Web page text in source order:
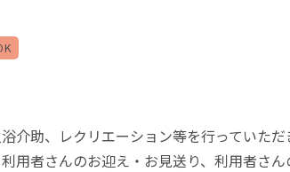
介助、レクリエーション等を行っていた
用者さんのお迎え・お見送り、利用者さ